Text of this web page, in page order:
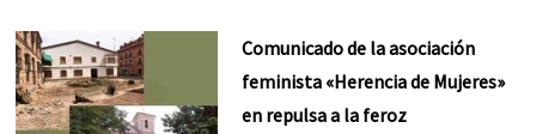
Comunicado de la asociación
feminista «Herencia de Mujeres»
en repulsa a la feroz